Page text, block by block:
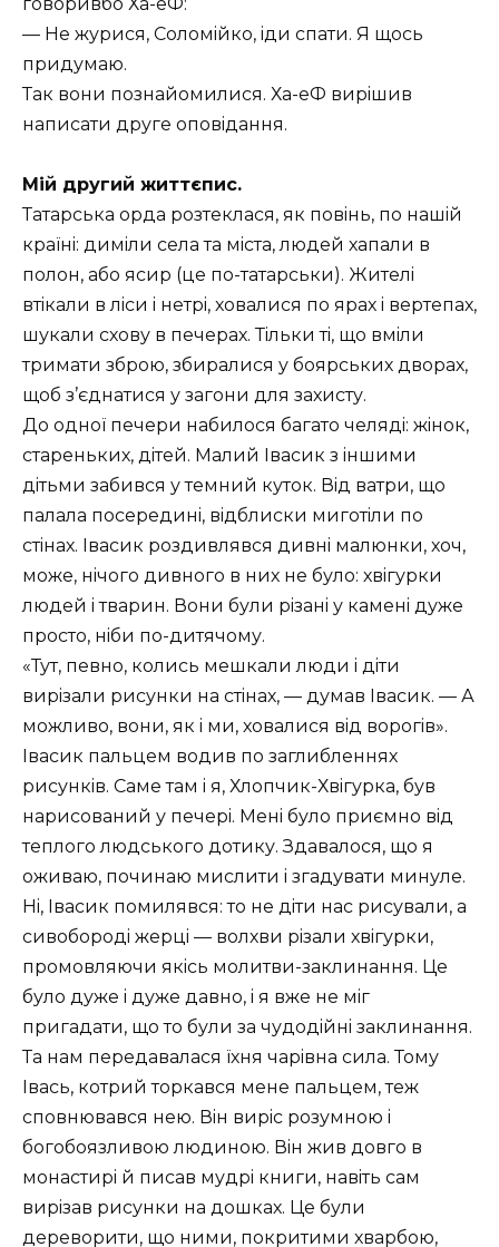
— Не журися, Соломiйко, iди спати. Я щось
придумаю.
Так вони познайомилися. Ха-еФ вирiшив
написати друге оповiдання.
Мiй другий життєпис.
Татарська орда розтеклася, як повiнь, по нашiй
краïнi: димiли села та мiста, людей хапали в
полон, або ясир (це по-татарськи). Жителi
втiкали в лiси i нетрi, ховалися по ярах i вертепах,
шукали схову в печерах. Тiльки тi, що вмiли
тримати зброю, збиралися у боярських дворах,
щоб з’єднатися у загони для захисту.
До одноï печери набилося багато челядi: жiнок,
стареньких, дiтей. Малий Iвасик з iншими
дiтьми забився у темний куток. Вiд ватри, що
палала посерединi, вiдблиски миготiли по
стiнах. Iвасик роздивлявся дивнi малюнки, хоч,
може, нiчого дивного в них не було: хвiгурки
людей i тварин. Вони були рiзанi у каменi дуже
просто, нiби по-дитячому.
Тут, певно, колись мешкали люди i дiти
вирiзали рисунки на стiнах, — думав Iвасик. — А
можливо, вони, як i ми, ховалися вiд ворогiв .
Iвасик пальцем водив по заглибленнях
рисункiв. Саме там i я, Хлопчик-Хвiгурка, був
нарисований у печерi. Менi було приємно вiд
теплого людського дотику. Здавалося, що я
оживаю, починаю мислити i згадувати минуле.
Нi, Iвасик помилявся: то не дiти нас рисували, а
сивобородi жерцi — волхви рiзали хвiгурки,
промовляючи якiсь молитви-заклинання. Це
було дуже i дуже давно, i я вже не мiг
пригадати, що то були за чудодiйнi заклинання.
Та нам передавалася ïхня чарiвна сила. Тому
Iвась, котрий торкався мене пальцем, теж
сповнювався нею. Вiн вирiс розумною i
богобоязливою людиною. Вiн жив довго в
монастирi й писав мудрi книги, навiть сам
вирiзав рисунки на дошках. Це були
дереворити, що ними, покритими хварбою,